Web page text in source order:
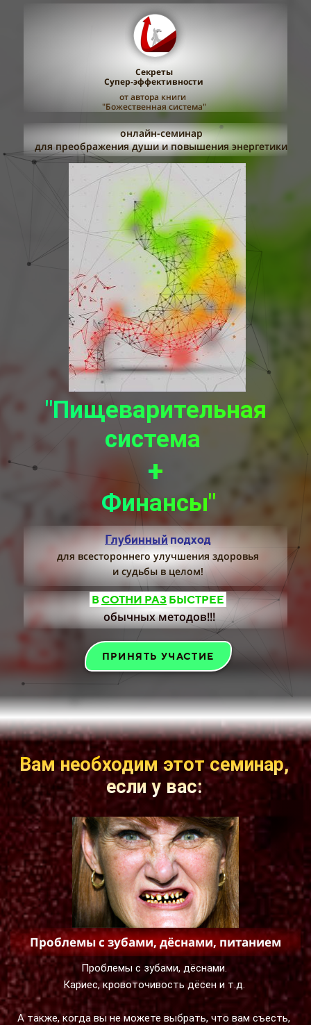
Секреты
Супер-эффективности
от автора книги
"Божественная система"
онлайн-семинар
для преображения души и повышения энергетики
"Пищеварительная
система
+
Финансы"
Глубинныйподход
для всестороннего улучшения здоровья
и судьбы в целом!
ВСОТНИ РАЗ БЫСТРЕЕ
обычных методов!!!
ПРИНЯТЬ УЧАСТИЕ
Вам необходим этот семинар,
если у вас:
Проблемы с зубами, дёснами, питанием
Проблемы с зубами, дёснами.
Кариес, кровоточивость дёсен и т.д.
А также, когда вы не можете выбрать, что вам съесть,